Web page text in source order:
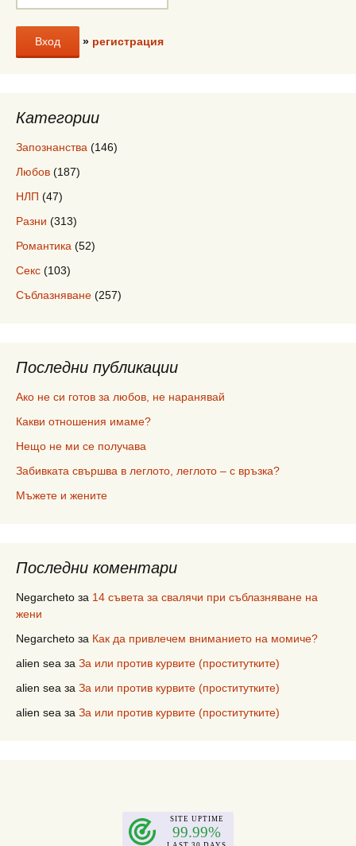
» регистрация
Категории
Запознанства (146)
Любов (187)
НЛП (47)
Разни (313)
Романтика (52)
Секс (103)
Съблазняване (257)
Последни публикации
Ако не си готов за любов, не наранявай
Какви отношения имаме?
Нещо не ми се получава
Забивката свършва в леглото, леглото – с връзка?
Мъжете и жените
Последни коментари
Negarcheto за 14 съвета за свалячи при съблазняване на
жени
Negarcheto за Как да привлечем вниманието на момиче?
alien sea за За или против курвите (проститутките)
alien sea за За или против курвите (проститутките)
alien sea за За или против курвите (проститутките)